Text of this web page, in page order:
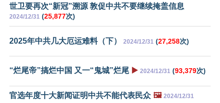
世卫要再次“新冠”溯源 敦促中共不要继续掩盖信息
2024/12/31 (25,877次)
2025年中共几大厄运难料（下） 2024/12/31 (27,258次)
“烂尾帝”搞烂中国 又一“鬼城”烂尾 ▶️ 2024/12/31 (93,379次)
官选年度十大新闻证明中共不能代表民众 🖼️ 2024/12/31